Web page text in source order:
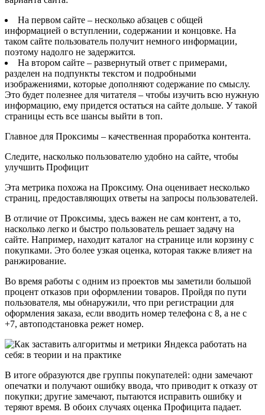
На первом сайте – несколько абзацев с общей
информацией о вступлении, содержании и концовке. На
таком сайте пользователь получит немного информации,
поэтому надолго не задержится.
На втором сайте – развернутый ответ с примерами,
разделен на подпункты текстом и подробными
изображениями, которые дополняют содержание по смыслу.
Это будет полезнее для читателя – чтобы изучить всю нужную
информацию, ему придется остаться на сайте дольше. У такой
страницы есть все шансы выйти в топ.
Главное для Проксимы – качественная проработка контента.
Следите, насколько пользователю удобно на сайте, чтобы
улучшить Профицит
Эта метрика похожа на Проксиму. Она оценивает несколько
страниц, предоставляющих ответы на запросы пользователей.
В отличие от Проксимы, здесь важен не сам контент, а то,
насколько легко и быстро пользователь решает задачу на
сайте. Например, находит каталог на странице или корзину с
покупками. Это более узкая оценка, которая также влияет на
ранжирование.
Во время работы с одним из проектов мы заметили большой
процент отказов при оформлении товаров. Пройдя по пути
пользователя, мы обнаружили, что при регистрации для
оформления заказа, если вводить номер телефона с 8, а не с
+7, автоподстановка режет номер.
В итоге образуются две группы покупателей: одни замечают
опечатки и получают ошибку ввода, что приводит к отказу от
покупки; другие замечают, пытаются исправить ошибку и
теряют время. В обоих случаях оценка Профицита падает.